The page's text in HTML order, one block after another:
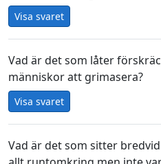
Visa svaret
Vad är det som låter
människor att grimasera?
Visa svaret
Vad är det som sitter